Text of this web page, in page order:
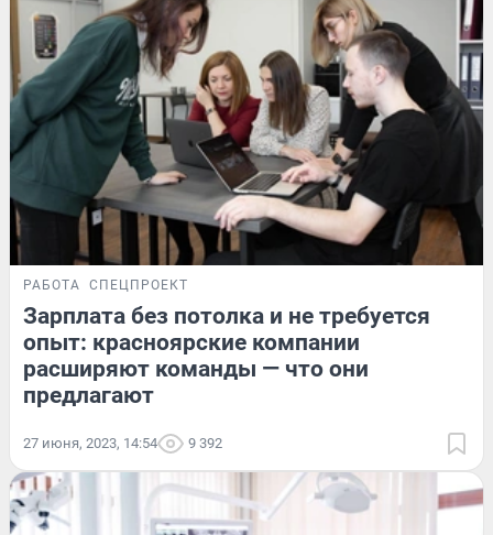
РАБОТА СПЕЦПРОЕКТ
Зарплата без потолка и не требуется
опыт: красноярские компании
расширяют команды — что они
предлагают
27 июня, 2023, 14:54 9 392